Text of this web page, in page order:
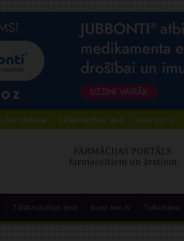
Tālākmācības testi kursi.mic.lv
Tālākmācības testi kursi.mic.lv Tulkošana